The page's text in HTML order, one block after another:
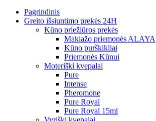
Pagrindinis
Greito išsiuntimo prekės 24H
Kūno priežiūros prekės
Makiažo priemonės ALAYA
Kūno purškikliai
Priemonės Kūnui
Moteriški kvepalai
Pure
Intense
Pheromone
Pure Royal
Pure Royal 15ml